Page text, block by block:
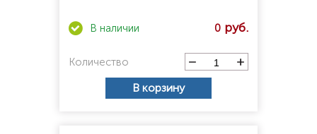
0
Количество
В корзину